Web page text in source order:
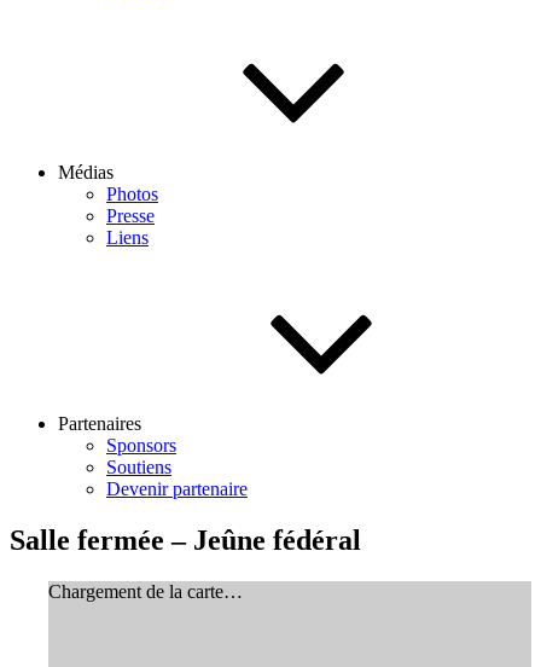
Médias
Photos
Presse
Liens
Partenaires
Sponsors
Soutiens
Devenir partenaire
Salle fermée – Jeûne fédéral
Chargement de la carte…